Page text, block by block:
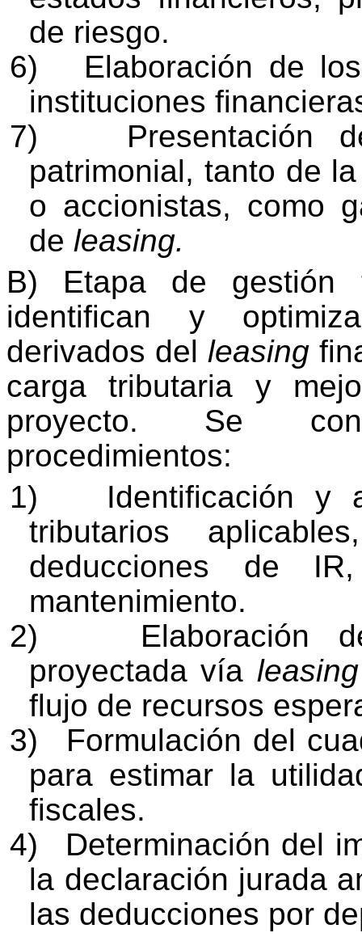
de riesgo.
6)
Elaboración de
instituciones
7)
Presentación
patrimonial, tanto de
o accionistas, como
de leasing.
B) Etapa de gestión
identifican y
derivados del leasing
carga tributaria y
proyecto. Se
procedimientos:
1)
Identificación y
tributarios
deducciones de
mantenimiento.
2)
Elaboración
proyectada vía
flujo de recursos
3)
Formulación del
para estimar la
fiscales.
4)
Determinación del
la declaración jurada
las deducciones por